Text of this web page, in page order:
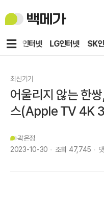
백
메
KT인터넷 LG인터넷 SK
메
최신기기
어울리지 않는 한
스(Apple TV 4K
곽은정
2023-10-30
조회 47,745